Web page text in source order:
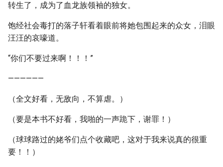
转生了，成为了血龙族领袖的独女。
饱经社会毒打的落子轩看着眼前将她包围起来的众女，泪眼
汪汪的哀嚎道。
“你们不要过来啊！！！”
——————
（全文好看，无敌向，不算虐。）
（要是本书不好看，我啪的一声跪下，谢罪！）
（球球路过的姥爷们点个收藏吧，这对于我来说真的很重
要！！）